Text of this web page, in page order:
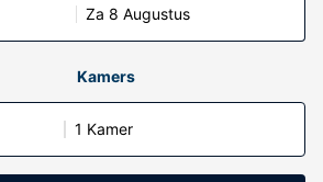
Za 8 Augustus
Kamers
1 Kamer